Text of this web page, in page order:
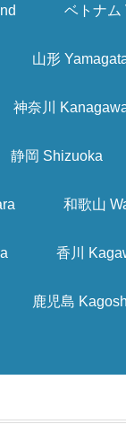
ベトナム
山形
神奈川
静岡 Shizuoka
和歌山
香川
鹿児島